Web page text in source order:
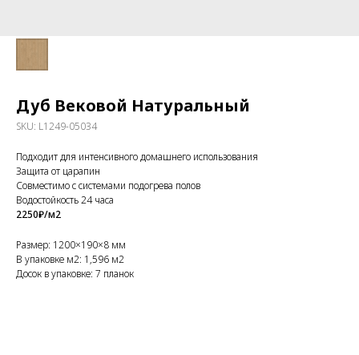
Дуб Вековой Натуральный
SKU: L1249-05034
Подходит для интенсивного домашнего использования
Защита от царапин
Совместимо с системами подогрева полов
Водостойкость 24 часа
2250₽/м2
Размер: 1200×190×8 мм
В упаковке м2: 1,596 м2
Досок в упаковке: 7 планок